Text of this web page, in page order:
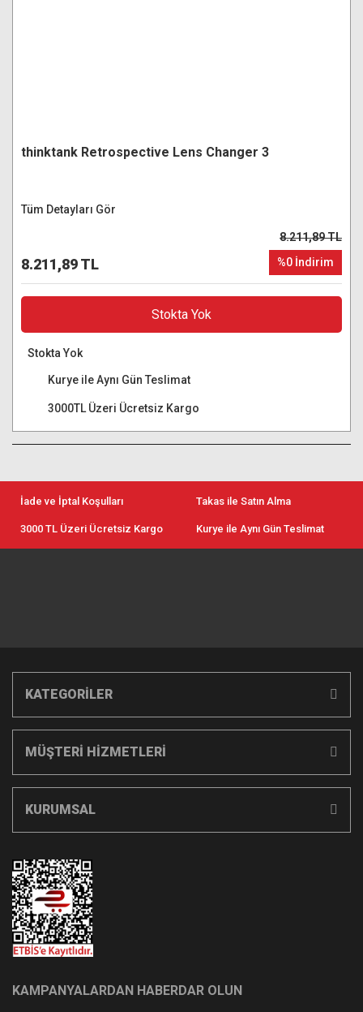
thinktank Retrospective Lens Changer 3
Tüm Detayları Gör
8.211,89 TL
8.211,89 TL
%0 İndirim
Stokta Yok
Stokta Yok
Kurye ile Aynı Gün Teslimat
3000TL Üzeri Ücretsiz Kargo
İade ve İptal Koşulları Takas ile Satın Alma
3000 TL Üzeri Ücretsiz Kargo Kurye ile Aynı Gün Teslimat
KATEGORİLER
MÜŞTERİ HİZMETLERİ
KURUMSAL
KAMPANYALARDAN HABERDAR OLUN